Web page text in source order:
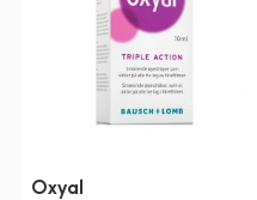
Oxyal